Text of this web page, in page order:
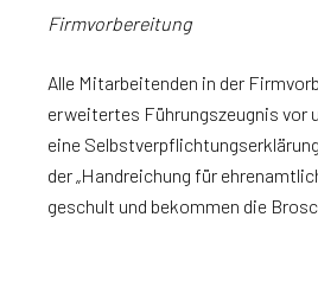
Firmvorbereitung
Alle Mitarbeitenden in der
erweitertes Führungszeugnis vor
eine
der „Handreichung für
geschult und bekommen die